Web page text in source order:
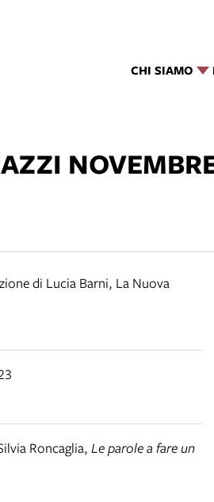
CHI SIAMO
di Lucia Barni, La Nuova
Roncaglia, Le parole a fare un